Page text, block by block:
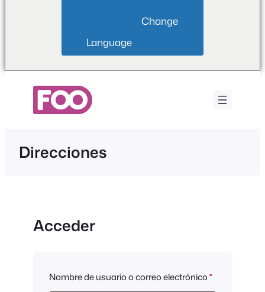
Language
contenido
Direcciones
Acceder
Nombre de usuario o correo electrónico*